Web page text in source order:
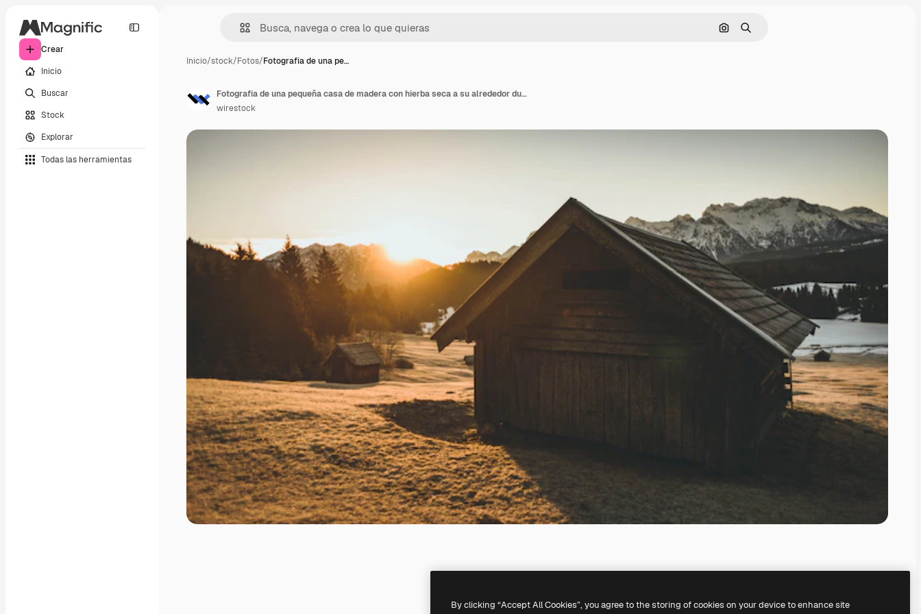
Crear
Inicio
Buscar
Stock
Explorar
Todas las herramientas
Buscar por imagen
Buscar
Inicio/stock/Fotos/Fotografía de una pe…
Fotografía de una pequeña casa de madera con hierba seca a su alrededor durante la puesta de sol con montañas en el fondo
wirestock
By clicking “Accept All Cookies”, you agree to the storing of cookies on your device to enhance site